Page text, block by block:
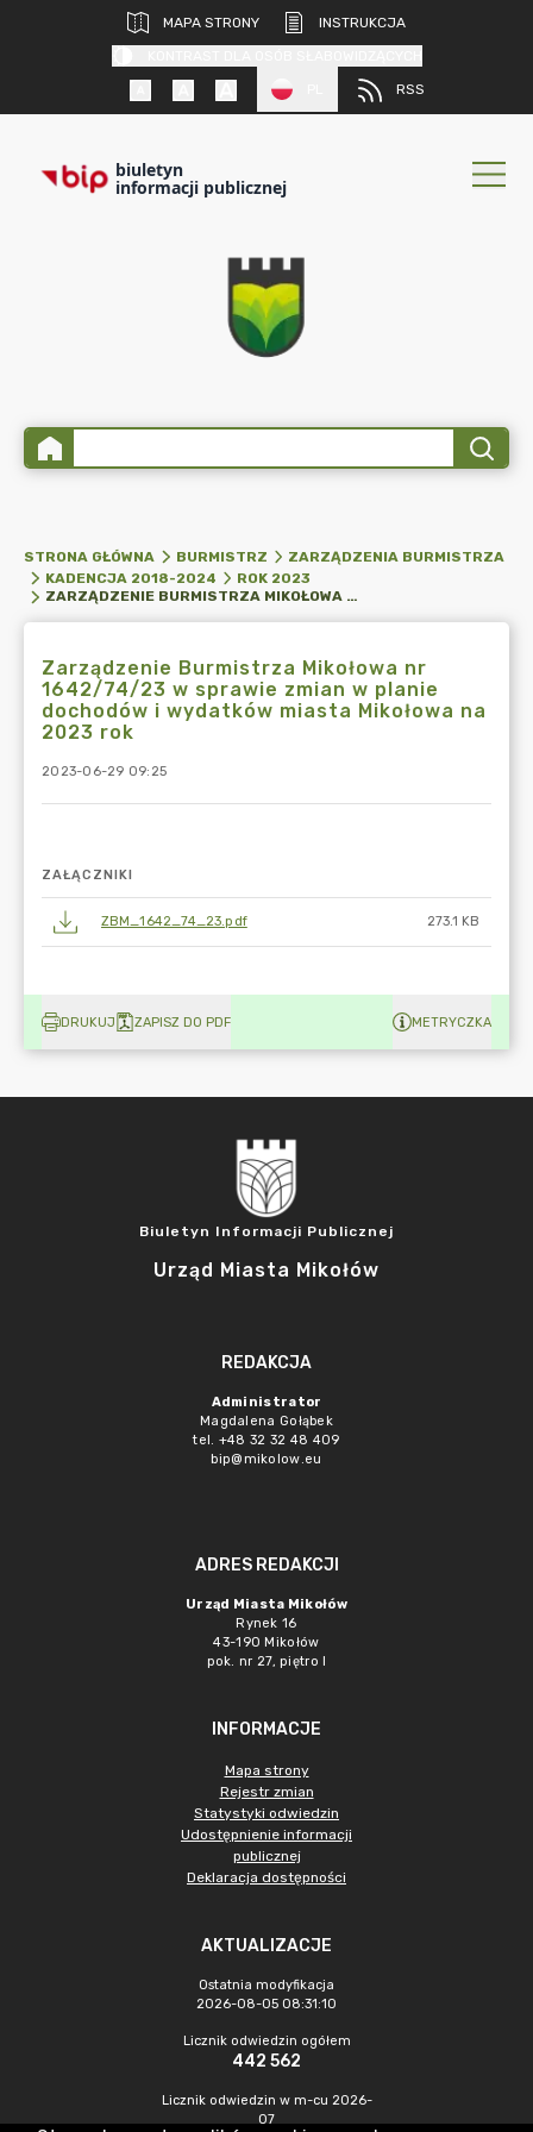
MAPA STRONY
INSTRUKCJA
RSS
biuletyn
informacji publicznej
STRONA GŁÓWNA BURMISTRZ
ZARZĄDZENIA BURMISTRZA
KADENCJA 2018-2024
ROK 2023
ZARZĄDZENIE BURMISTRZA MIKOŁOWA NR 1642/74/23 W SPRAWIE ZMIAN W PLANIE DOCHODÓW I WYDATKÓW MIASTA MIKOŁOWA NA 2023 ROK
Zarządzenie Burmistrza Mikołowa nr
1642/74/23 w sprawie zmian w planie
dochodów i wydatków miasta Mikołowa na
2023 rok
2023-06-29 09:25
ZAŁĄCZNIKI
ZBM_1642_74_23.pdf 273.1 KB
DRUKUJ ZAPISZ DO PDF METRYCZKA
Biuletyn Informacji Publicznej
Urząd Miasta Mikołów
REDAKCJA
Administrator
Magdalena Gołąbek
tel. +48 32 32 48 409
bip@mikolow.eu
ADRES REDAKCJI
Urząd Miasta Mikołów
Rynek 16
43-190 Mikołów
pok. nr 27, piętro I
INFORMACJE
Mapa strony
Rejestr zmian
Statystyki odwiedzin
Udostępnienie informacji
publicznej
Deklaracja dostępności
AKTUALIZACJE
Ostatnia modyfikacja
2026-08-05 08:31:10
Licznik odwiedzin ogółem
442 562
Licznik odwiedzin w m-cu 2026-
07